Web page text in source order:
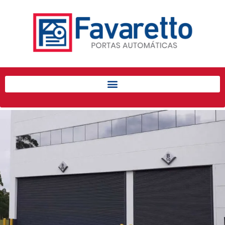
Início
Produtos
Porta de Enrolar Automática
Automatizadores
Acessórios Para Portas de
Enrolar
Pintura eletrostática
Portfólio
Contato